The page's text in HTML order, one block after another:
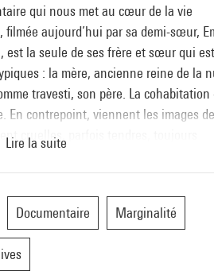
qui nous met au cœur de la vie
filmée aujourd’hui par sa demi-sœur,
est la seule de ses frère et sœur qui est
: la mère, ancienne reine de la
travesti, son père. La cohabitation
En contrepoint, viennent les images
cruelles, parfois tendres, toujours
Lire la suite
Documentaire Marginalité